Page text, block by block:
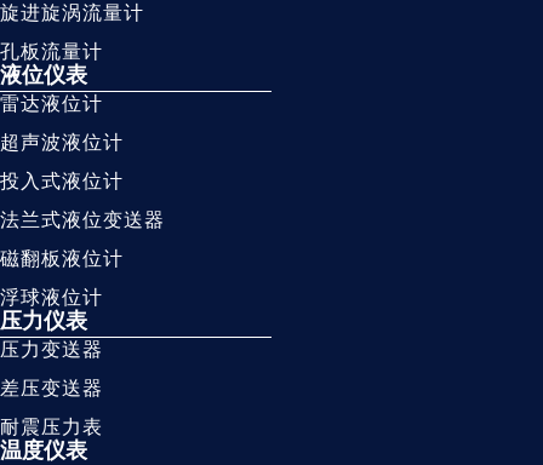
旋进旋涡流量计
孔板流量计
液位仪表
雷达液位计
超声波液位计
投入式液位计
法兰式液位变送器
磁翻板液位计
浮球液位计
压力仪表
压力变送器
差压变送器
耐震压力表
温度仪表